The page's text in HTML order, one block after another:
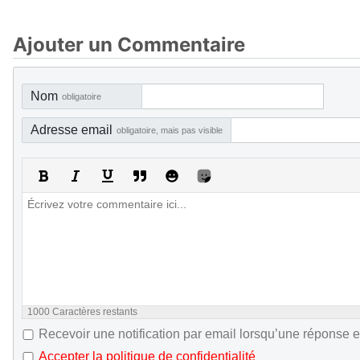
Ajouter un Commentaire
Nom obligatoire
Adresse email obligatoire, mais pas visible
1000 Caractères restants
Recevoir une notification par email lorsqu’une réponse
Accepter la politique de confidentialité